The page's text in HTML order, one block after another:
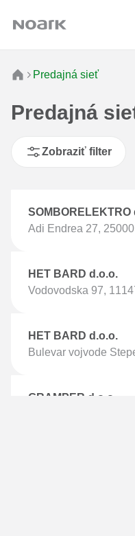
Predajná sieť
Predajná
Zobraziť filter
Adi Endrea 27,
HET BARD d.o.o.
Vodovodska 97,
HET BARD d.o.o.
Bulevar vojvode
GRAMPER d.o.o.